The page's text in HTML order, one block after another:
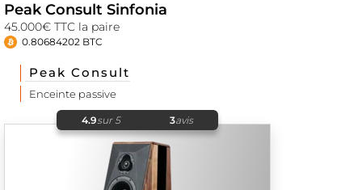
Peak Consult Sinfonia
45.000€ TTC la paire
0.80684202 BTC
Peak Consult
Enceinte passive
4.9sur 5 3avis